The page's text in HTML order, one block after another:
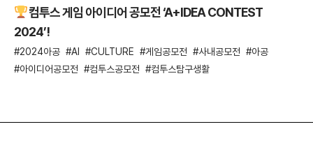
컴투스 게임 아이디어 공모전 ‘A+IDEA CONTEST
2024’!
2024아공 AI CULTURE 게임공모전 사내공모전
아공
아이디어공모전
컴투스공모전 컴투스탐구생활